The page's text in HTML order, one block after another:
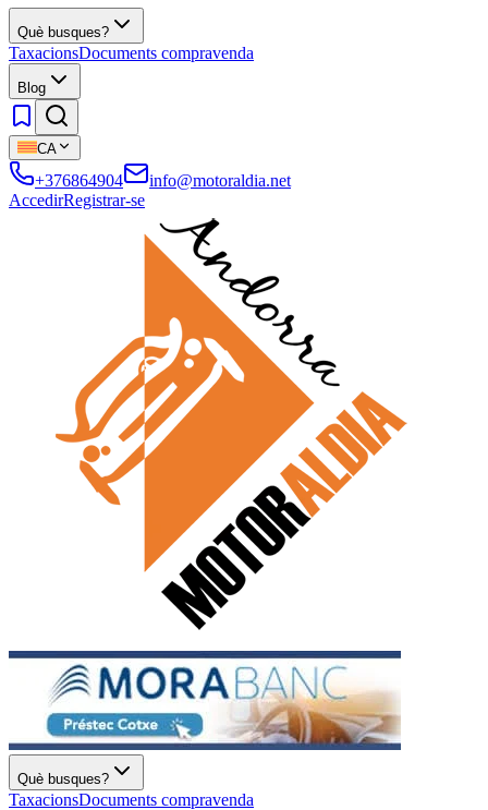
Què busques?
TaxacionsDocuments compravenda
Blog
CA
+376864904
info@motoraldia.net
AccedirRegistrar-se
Què busques?
TaxacionsDocuments compravenda